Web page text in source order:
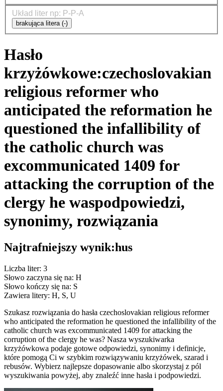
brakująca litera (-)
Hasło
krzyżówkowe:czechoslovakian
religious reformer who
anticipated the reformation he
questioned the infallibility of
the catholic church was
excommunicated 1409 for
attacking the corruption of the
clergy he waspodpowiedzi,
synonimy, rozwiązania
Najtrafniejszy wynik:hus
Liczba liter: 3
Słowo zaczyna się na: H
Słowo kończy się na: S
Zawiera litery: H, S, U
Szukasz rozwiązania do hasła czechoslovakian religious reformer
who anticipated the reformation he questioned the infallibility of the
catholic church was excommunicated 1409 for attacking the
corruption of the clergy he was? Nasza wyszukiwarka
krzyżówkowa podaje gotowe odpowiedzi, synonimy i definicje,
które pomogą Ci w szybkim rozwiązywaniu krzyżówek, szarad i
rebusów. Wybierz najlepsze dopasowanie albo skorzystaj z pól
wyszukiwania powyżej, aby znaleźć inne hasła i podpowiedzi.